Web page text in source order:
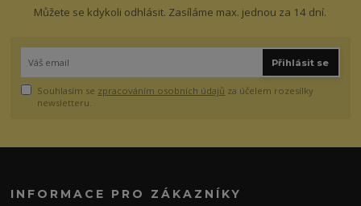
Můžete se kdykoli odhlásit. Zasíláme max. jednou za 14 dní.
Přihlásit se
Souhlasím se zpracováním osobních údajů za účelem rozesílky
newsletteru.
INFORMACE PRO ZÁKAZNÍKY